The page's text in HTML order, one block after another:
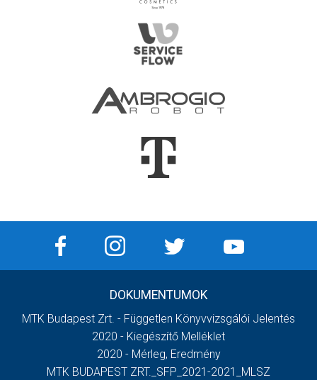
DOKUMENTUMOK
MTK Budapest Zrt. - Független Könyvvizsgálói Jelentés
2020 - Kiegészítő Melléklet
2020 - Mérleg, Eredmény
MTK BUDAPEST ZRT._SFP_2021-2021_MLSZ